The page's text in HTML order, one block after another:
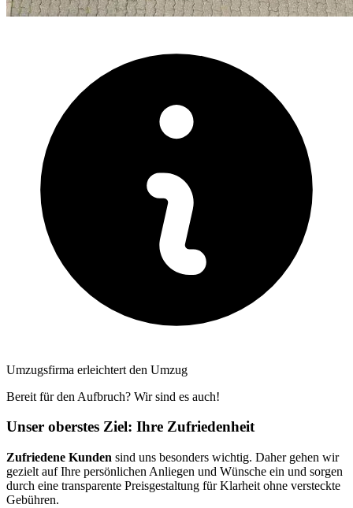
Umzugsfirma erleichtert den Umzug
Bereit für den Aufbruch? Wir sind es auch!
Unser oberstes Ziel: Ihre Zufriedenheit
Zufriedene Kunden sind uns besonders wichtig. Daher gehen wir
gezielt auf Ihre persönlichen Anliegen und Wünsche ein und sorgen
durch eine transparente Preisgestaltung für Klarheit ohne versteckte
Gebühren.